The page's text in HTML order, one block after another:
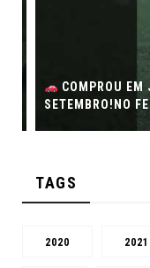
COMPROU EM
SETEMBRO!NO
TAGS
2020 2021